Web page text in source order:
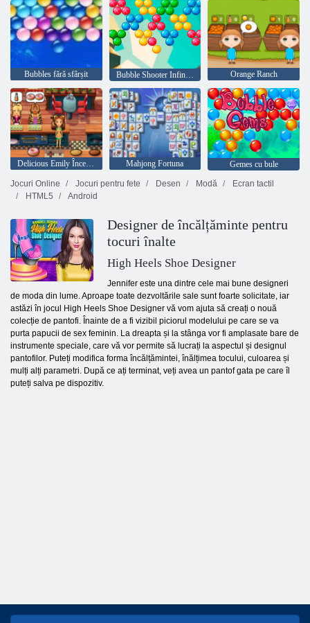
Bubbles fără sfârșit Bubble Shooter Infinitului Orange Ranch
Delicious Emily Început Nou Mahjong Fortuna
Gemes cu bule
Jocuri Online
Jocuri pentru fete Desen Modă
Ecran tactil
HTML5
Android
Designer de încălțăminte pentru
tocuri înalte
High Heels Shoe Designer
Jennifer este una dintre cele mai bune designeri
de moda din lume. Aproape toate dezvoltările sale sunt foarte solicitate, iar
astăzi în jocul High Heels Shoe Designer vă vom ajuta să creați o nouă
colecție de pantofi. Înainte de a fi vizibil piciorul modelului pe care se va
purta papucii de sex feminin. La dreapta și la stânga vor fi amplasate bare de
instrumente speciale, care vă vor permite să lucrați la aspectul și designul
pantofilor. Puteți modifica forma încălțămintei, înălțimea tocului, culoarea și
mulți alți parametri. După ce ați terminat, veți avea un pantof gata pe care îl
puteți salva pe dispozitiv.